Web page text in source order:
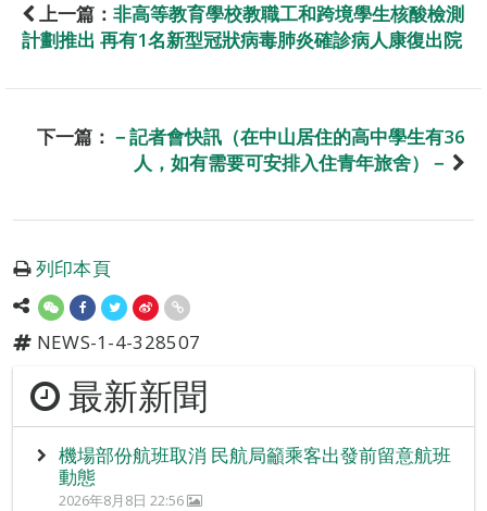
上一篇： 非高等教育學校教職工和跨境學生核酸檢測
計劃推出 再有1名新型冠狀病毒肺炎確診病人康復出院
下一篇： －記者會快訊（在中山居住的高中學生有36
人，如有需要可安排入住青年旅舍）－
列印本頁
NEWS-1-4-328507
最新新聞
機場部份航班取消 民航局籲乘客出發前留意航班
動態
2026年8月8日 22:56